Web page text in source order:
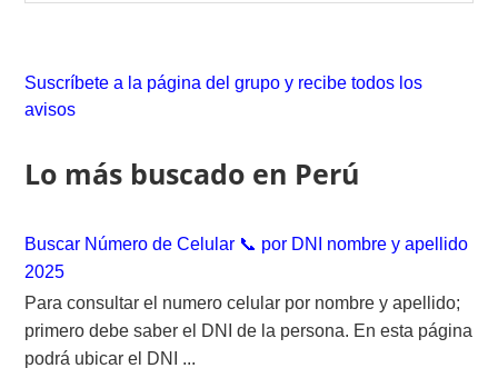
Suscríbete a la página del grupo y recibe todos los
avisos
Lo más buscado en Perú
Buscar Número de Celular 📞 por DNI nombre y apellido
2025
Para consultar el numero celular por nombre y apellido;
primero debe saber el DNI de la persona. En esta página
podrá ubicar el DNI ...